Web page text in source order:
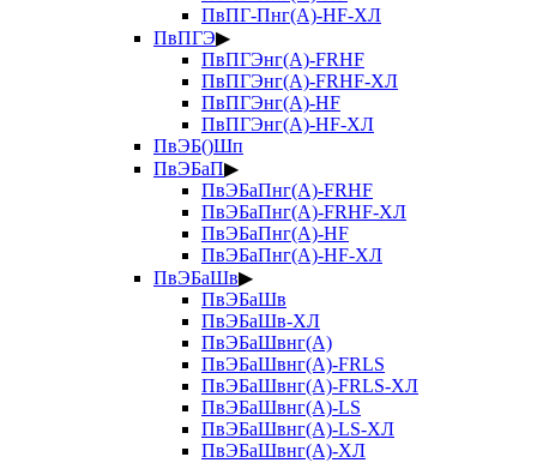
ПвПГ-Пнг(А)-HF-ХЛ
ПвПГЭ▶
ПвПГЭнг(А)-FRHF
ПвПГЭнг(А)-FRHF-ХЛ
ПвПГЭнг(А)-HF
ПвПГЭнг(А)-HF-ХЛ
ПвЭБ()Шп
ПвЭБаП▶
ПвЭБаПнг(А)-FRHF
ПвЭБаПнг(А)-FRHF-ХЛ
ПвЭБаПнг(А)-HF
ПвЭБаПнг(А)-HF-ХЛ
ПвЭБаШв▶
ПвЭБаШв
ПвЭБаШв-ХЛ
ПвЭБаШвнг(А)
ПвЭБаШвнг(А)-FRLS
ПвЭБаШвнг(А)-FRLS-ХЛ
ПвЭБаШвнг(А)-LS
ПвЭБаШвнг(А)-LS-ХЛ
ПвЭБаШвнг(А)-ХЛ